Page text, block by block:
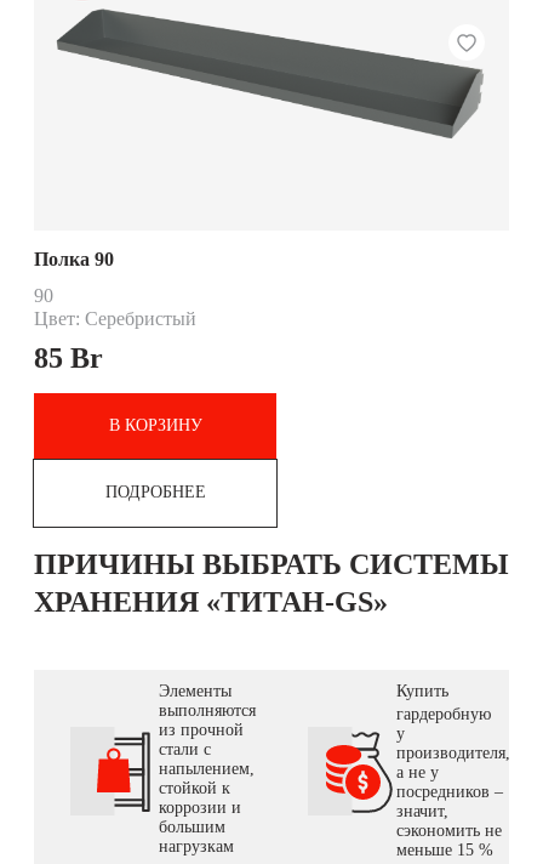
Полка 90
90
Цвет: Серебристый
85 Br
В КОРЗИНУ
ПОДРОБНЕЕ
ПРИЧИНЫ ВЫБРАТЬ СИСТЕМЫ
ХРАНЕНИЯ «ТИТАН-GS»
Элементы
выполняются
из прочной
стали с
напылением,
стойкой к
коррозии и
большим
нагрузкам
Купить
гардеробную
у
производителя,
а не у
посредников –
значит,
сэкономить не
меньше 15 %